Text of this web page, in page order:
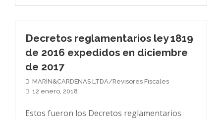
Decretos reglamentarios ley 1819
de 2016 expedidos en diciembre
de 2017
MARIN&CARDENAS LTDA/Revisores Fiscales
12 enero, 2018
Estos fueron los Decretos reglamentarios